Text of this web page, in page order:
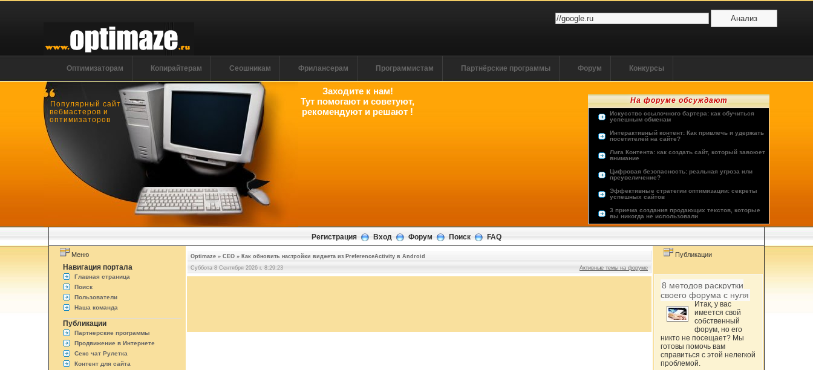
Оптимизаторам Копирайтерам Сеошникам Фрилансерам Программистам Партнёрские программы Форум Конкурсы
На форуме обсуждают
Искусство ссылочного бартера: как обучиться
успешным обменам
Интерактивный контент: Как привлечь и удержать
посетителей на сайте?
Лига Контента: как создать сайт, который завоюет
внимание
Цифровая безопасность: реальная угроза или
преувеличение?
Эффективные стратегии оптимизации: секреты
успешных сайтов
3 приема создания продающих текстов, которые
вы никогда не использовали
Опыт пользователей: лучшие хостинг-провайдеры
Популярный сайт
вебмастеров и
оптимизаторов
Заходите к нам!
Тут помогают и советуют,
рекомендуют и решают !
Регистрация Вход Форум Поиск FAQ
Меню
Навигация портала
Главная страница
Поиск
Пользователи
Наша команда
Публикации
Партнерские программы
Продвижение в Интернете
Секс чат Рулетка
Контент для сайта
Optimaze » СЕО » Как обновить настройки виджета из PreferenceActivity в Android
Суббота 8 Сентября 2026 г. 8:29:24
Активные темы на форуме
Публикации
8 методов раскрутки
своего форума с нуля
Итак, у вас
имеется свой
собственный
форум, но его
никто не посещает? Мы
готовы помочь вам
справиться с этой нелегкой
проблемой.